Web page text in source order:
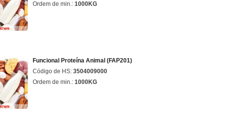
Ordem de min.: 1000KG
Funcional Proteína Animal (FAP201)
Código de HS: 3504009000
Ordem de min.: 1000KG